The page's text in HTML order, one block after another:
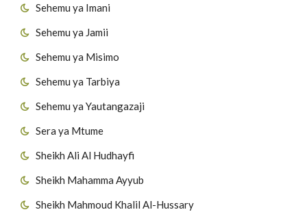
Sehemu ya Imani
Sehemu ya Jamii
Sehemu ya Misimo
Sehemu ya Tarbiya
Sehemu ya Yautangazaji
Sera ya Mtume
Sheikh Ali Al Hudhayfi
Sheikh Mahamma Ayyub
Sheikh Mahmoud Khalil Al-Hussary